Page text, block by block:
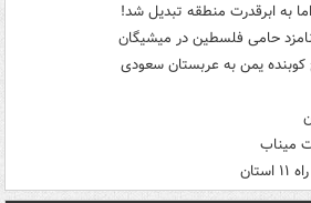
اما به ابرقدرت منطقه تبدیل شد!
حامی فلسطین در میشیگان
یمن به عربستان سعودی